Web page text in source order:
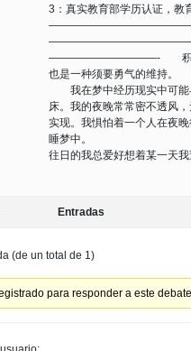
3：真实教育部学历认证，教
——————————- 积极篡夺纵
也是一种须要勇气的维持。
我在梦中经历现实中可能
床。我的夜晚常常密不透风
实现。我惧怕着一个人在夜
睡梦中。
往日的我总爱好想着某一天
Entradas
(de un total de 1)
para responder a este